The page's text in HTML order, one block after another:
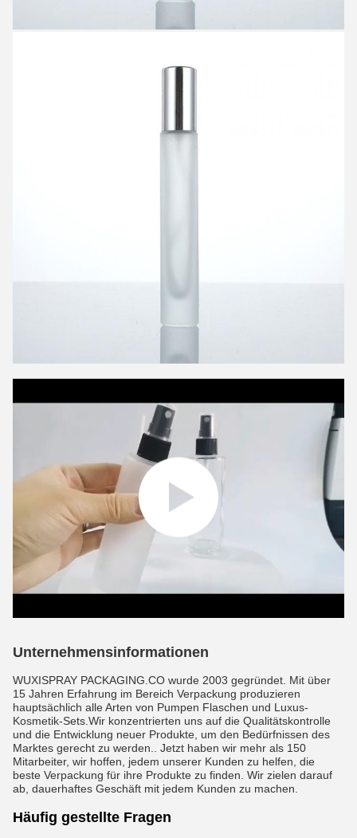
Unternehmensinformationen
WUXISPRAY PACKAGING.CO wurde 2003 gegründet. Mit über
15 Jahren Erfahrung im Bereich Verpackung produzieren
hauptsächlich alle Arten von Pumpen Flaschen und Luxus-
Kosmetik-Sets.Wir konzentrierten uns auf die Qualitätskontrolle
und die Entwicklung neuer Produkte, um den Bedürfnissen des
Marktes gerecht zu werden.. Jetzt haben wir mehr als 150
Mitarbeiter, wir hoffen, jedem unserer Kunden zu helfen, die
beste Verpackung für ihre Produkte zu finden. Wir zielen darauf
ab, dauerhaftes Geschäft mit jedem Kunden zu machen.
Häufig gestellte Fragen